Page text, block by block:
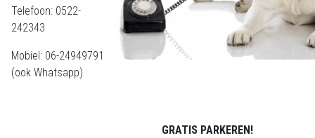
Telefoon: 0522-
242343
Mobiel: 06-24949791
(ook Whatsapp)
GRATIS PARKEREN!